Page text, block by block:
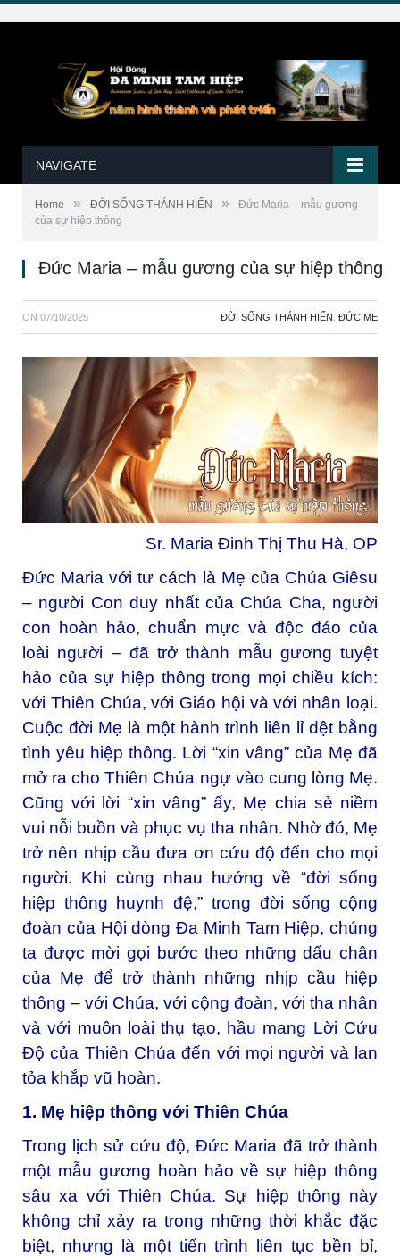
NAVIGATE
Home » ĐỜI SỐNG THÁNH HIẾN »
Đức Maria – mẫu gương
của sự hiệp thông
Đức Maria – mẫu gương của sự hiệp thông
ON 07/10/2025 ĐỜI SỐNG THÁNH HIẾN ĐỨC MẸ
Sr. Maria Đinh Thị Thu Hà, OP
Đức Maria với tư cách là Mẹ của Chúa Giêsu
– người Con duy nhất của Chúa Cha, người
con hoàn hảo, chuẩn mực và độc đáo của
loài người – đã trở thành mẫu gương tuyệt
hảo của sự hiệp thông trong mọi chiều kích:
với Thiên Chúa, với Giáo hội và với nhân loại.
Cuộc đời Mẹ là một hành trình liên lỉ dệt bằng
tình yêu hiệp thông. Lời “xin vâng” của Mẹ đã
mở ra cho Thiên Chúa ngự vào cung lòng Mẹ.
Cũng với lời “xin vâng” ấy, Mẹ chia sẻ niềm
vui nỗi buồn và phục vụ tha nhân. Nhờ đó, Mẹ
trở nên nhịp cầu đưa ơn cứu độ đến cho mọi
người. Khi cùng nhau hướng về “đời sống
hiệp thông huynh đệ,” trong đời sống cộng
đoàn của Hội dòng Đa Minh Tam Hiệp, chúng
ta được mời gọi bước theo những dấu chân
của Mẹ để trở thành những nhịp cầu hiệp
thông – với Chúa, với cộng đoàn, với tha nhân
và với muôn loài thụ tạo, hầu mang Lời Cứu
Độ của Thiên Chúa đến với mọi người và lan
tỏa khắp vũ hoàn.
1. Mẹ hiệp thông với Thiên Chúa
Trong lịch sử cứu độ, Đức Maria đã trở thành
một mẫu gương hoàn hảo về sự hiệp thông
sâu xa với Thiên Chúa. Sự hiệp thông này
không chỉ xảy ra trong những thời khắc đặc
biệt, nhưng là một tiến trình liên tục bền bỉ,